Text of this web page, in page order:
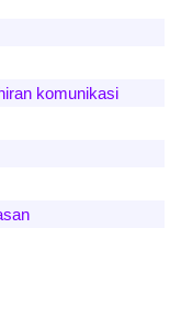
komunikasi